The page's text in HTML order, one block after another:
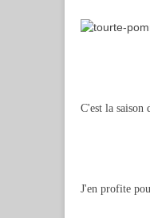
C'est la saison
J'en profite